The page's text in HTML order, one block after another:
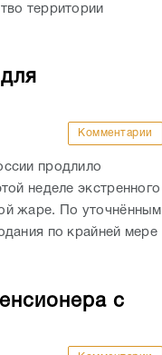
территории
Комментарии
продлило
неделе экстренного
жаре. По уточнённым
по крайней мере
с